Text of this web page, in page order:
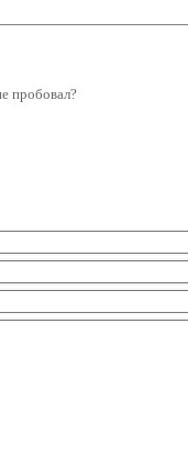
пробовал?